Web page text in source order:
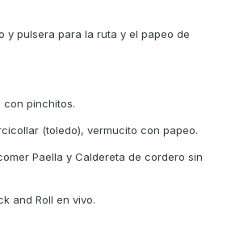
y pulsera para la ruta y el papeo de
con pinchitos.
(toledo), vermucito con papeo.
Paella y Caldereta de cordero sin
and Roll en vivo.